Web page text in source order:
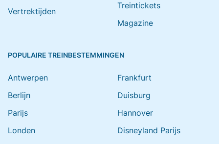
Vertrektijden
Treintickets
Magazine
POPULAIRE TREINBESTEMMINGEN
Antwerpen
Berlijn
Parijs
Londen
Frankfurt
Duisburg
Hannover
Disneyland Parijs